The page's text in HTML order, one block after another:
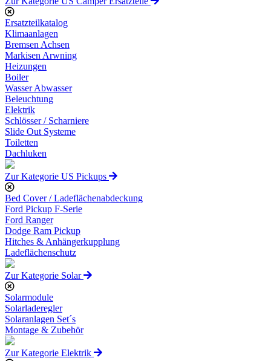
Ersatzteilkatalog
Klimaanlagen
Bremsen Achsen
Markisen Arwning
Heizungen
Boiler
Wasser Abwasser
Beleuchtung
Elektrik
Schlösser / Scharniere
Slide Out Systeme
Toiletten
Dachluken
Zur Kategorie US Pickups
Bed Cover / Ladeflächenabdeckung
Ford Pickup F-Serie
Ford Ranger
Dodge Ram Pickup
Hitches & Anhängerkupplung
Ladeflächenschutz
Zur Kategorie Solar
Solarmodule
Solarladeregler
Solaranlagen Set´s
Montage & Zubehör
Zur Kategorie Elektrik